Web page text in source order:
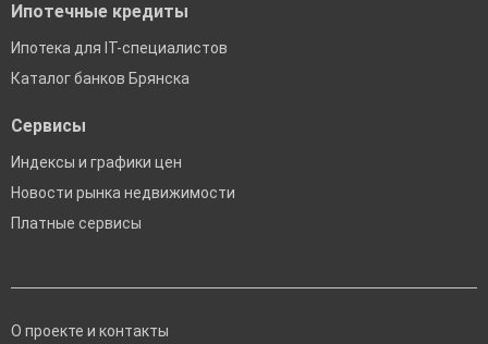
Ипотечные кредиты
Ипотека для IT-специалистов
Каталог банков Брянска
Сервисы
Индексы и графики цен
Новости рынка недвижимости
Платные сервисы
О проекте и контакты